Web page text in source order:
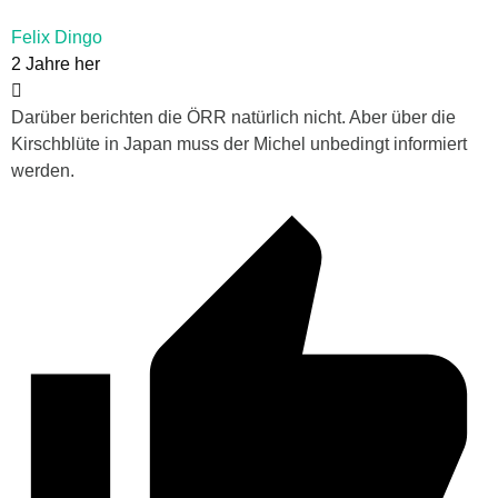
Felix Dingo
2 Jahre her
Darüber berichten die ÖRR natürlich nicht. Aber über die
Kirschblüte in Japan muss der Michel unbedingt informiert
werden.